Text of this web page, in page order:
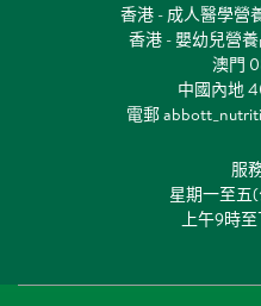
香港 - 成人醫學營
香港 - 嬰幼兒營
澳門
中國內地
電郵
服
星期一至五
上午9時